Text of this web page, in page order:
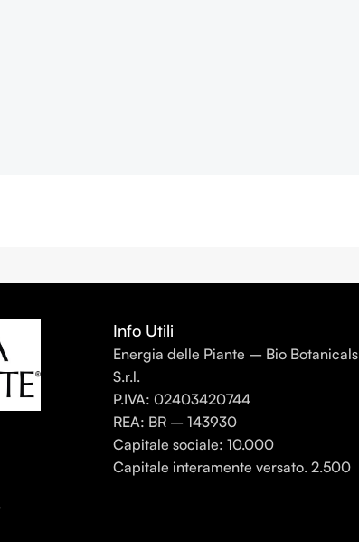
Info Utili
Energia delle Piante – Bio Botanicals
S.r.l.
P.IVA: 02403420744
REA: BR – 143930
Capitale sociale: 10.000
Capitale interamente versato. 2.500